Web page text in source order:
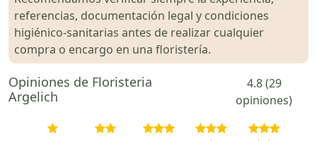
referencias, documentación legal y condiciones
higiénico-sanitarias antes de realizar cualquier
compra o encargo en una floristería.
Opiniones de Floristeria
Argelich
4.8 (29
opiniones)